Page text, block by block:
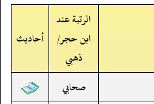
الرتبة عند
ابن حجر/
ذهبي
أحاديث
صحابي